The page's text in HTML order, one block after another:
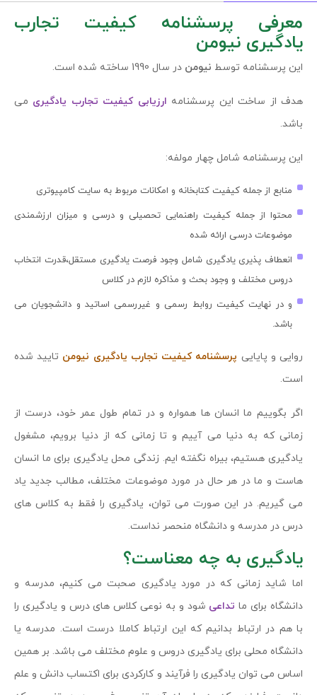
معرفی پرسشنامه کیفیت تجارب
یادگیری نیومن
این پرسشنامه توسط نیومن در سال 1990 ساخته شده است.
هدف از ساخت این پرسشنامه ارزیابی کیفیت تجارب یادگیری می
باشد.
این پرسشنامه شامل چهار مولفه:
منابع از جمله کیفیت کتابخانه و امکانات مربوط به سایت کامپیوتری
محتوا از جمله کیفیت راهنمایی تحصیلی و درسی و میزان ارزشمندی
موضوعات درسی ارائه شده
انعطاف پذیری یادگیری شامل وجود فرصت یادگیری مستقل،قدرت انتخاب
دروس مختلف و وجود بحث و مذاکره لازم در کلاس
و در نهایت کیفیت روابط رسمی و غیررسمی اساتید و دانشجویان می
باشد.
روایی و پایایی پرسشنامه کیفیت تجارب یادگیری نیومن تایید شده
است.
اگر بگوییم ما انسان ها همواره و در تمام طول عمر خود، درست از
زمانی که به دنیا می آییم و تا زمانی که از دنیا برویم، مشغول
یادگیری هستیم، بیراه نگفته ایم. زندگی محل یادگیری برای ما انسان
هاست و ما در هر حال در مورد موضوعات مختلف، مطالب جدید یاد
می گیریم. در این صورت می توان، یادگیری را فقط به کلاس های
درس در مدرسه و دانشگاه منحصر نداست.
یادگیری به چه معناست؟
اما شاید زمانی که در مورد یادگیری صحبت می کنیم، مدرسه و
دانشگاه برای ماتداعی شود و به نوعی کلاس های درس و یادگیری را
با هم در ارتباط بدانیم که این ارتباط کاملا درست است. مدرسه یا
دانشگاه محلی برای یادگیری دروس و علوم مختلف می باشد. بر همین
اساس می توان یادگیری را فرآیند و کارکردی برای اکتساب دانش و علم